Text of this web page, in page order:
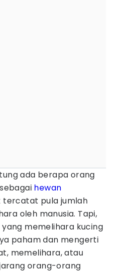
ada berapa orang
sebagai hewan
tercatat pula jumlah
oleh manusia. Tapi,
memelihara kucing
paham dan mengerti
memelihara, atau
orang-orang